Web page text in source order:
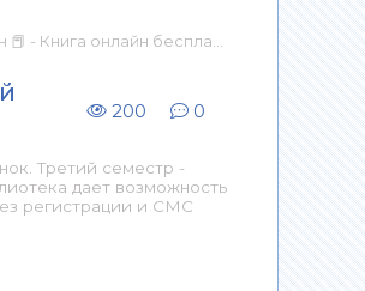
- Книга онлайн бесплатно
200 0
Третий семестр -
дает возможность
регистрации и СМС